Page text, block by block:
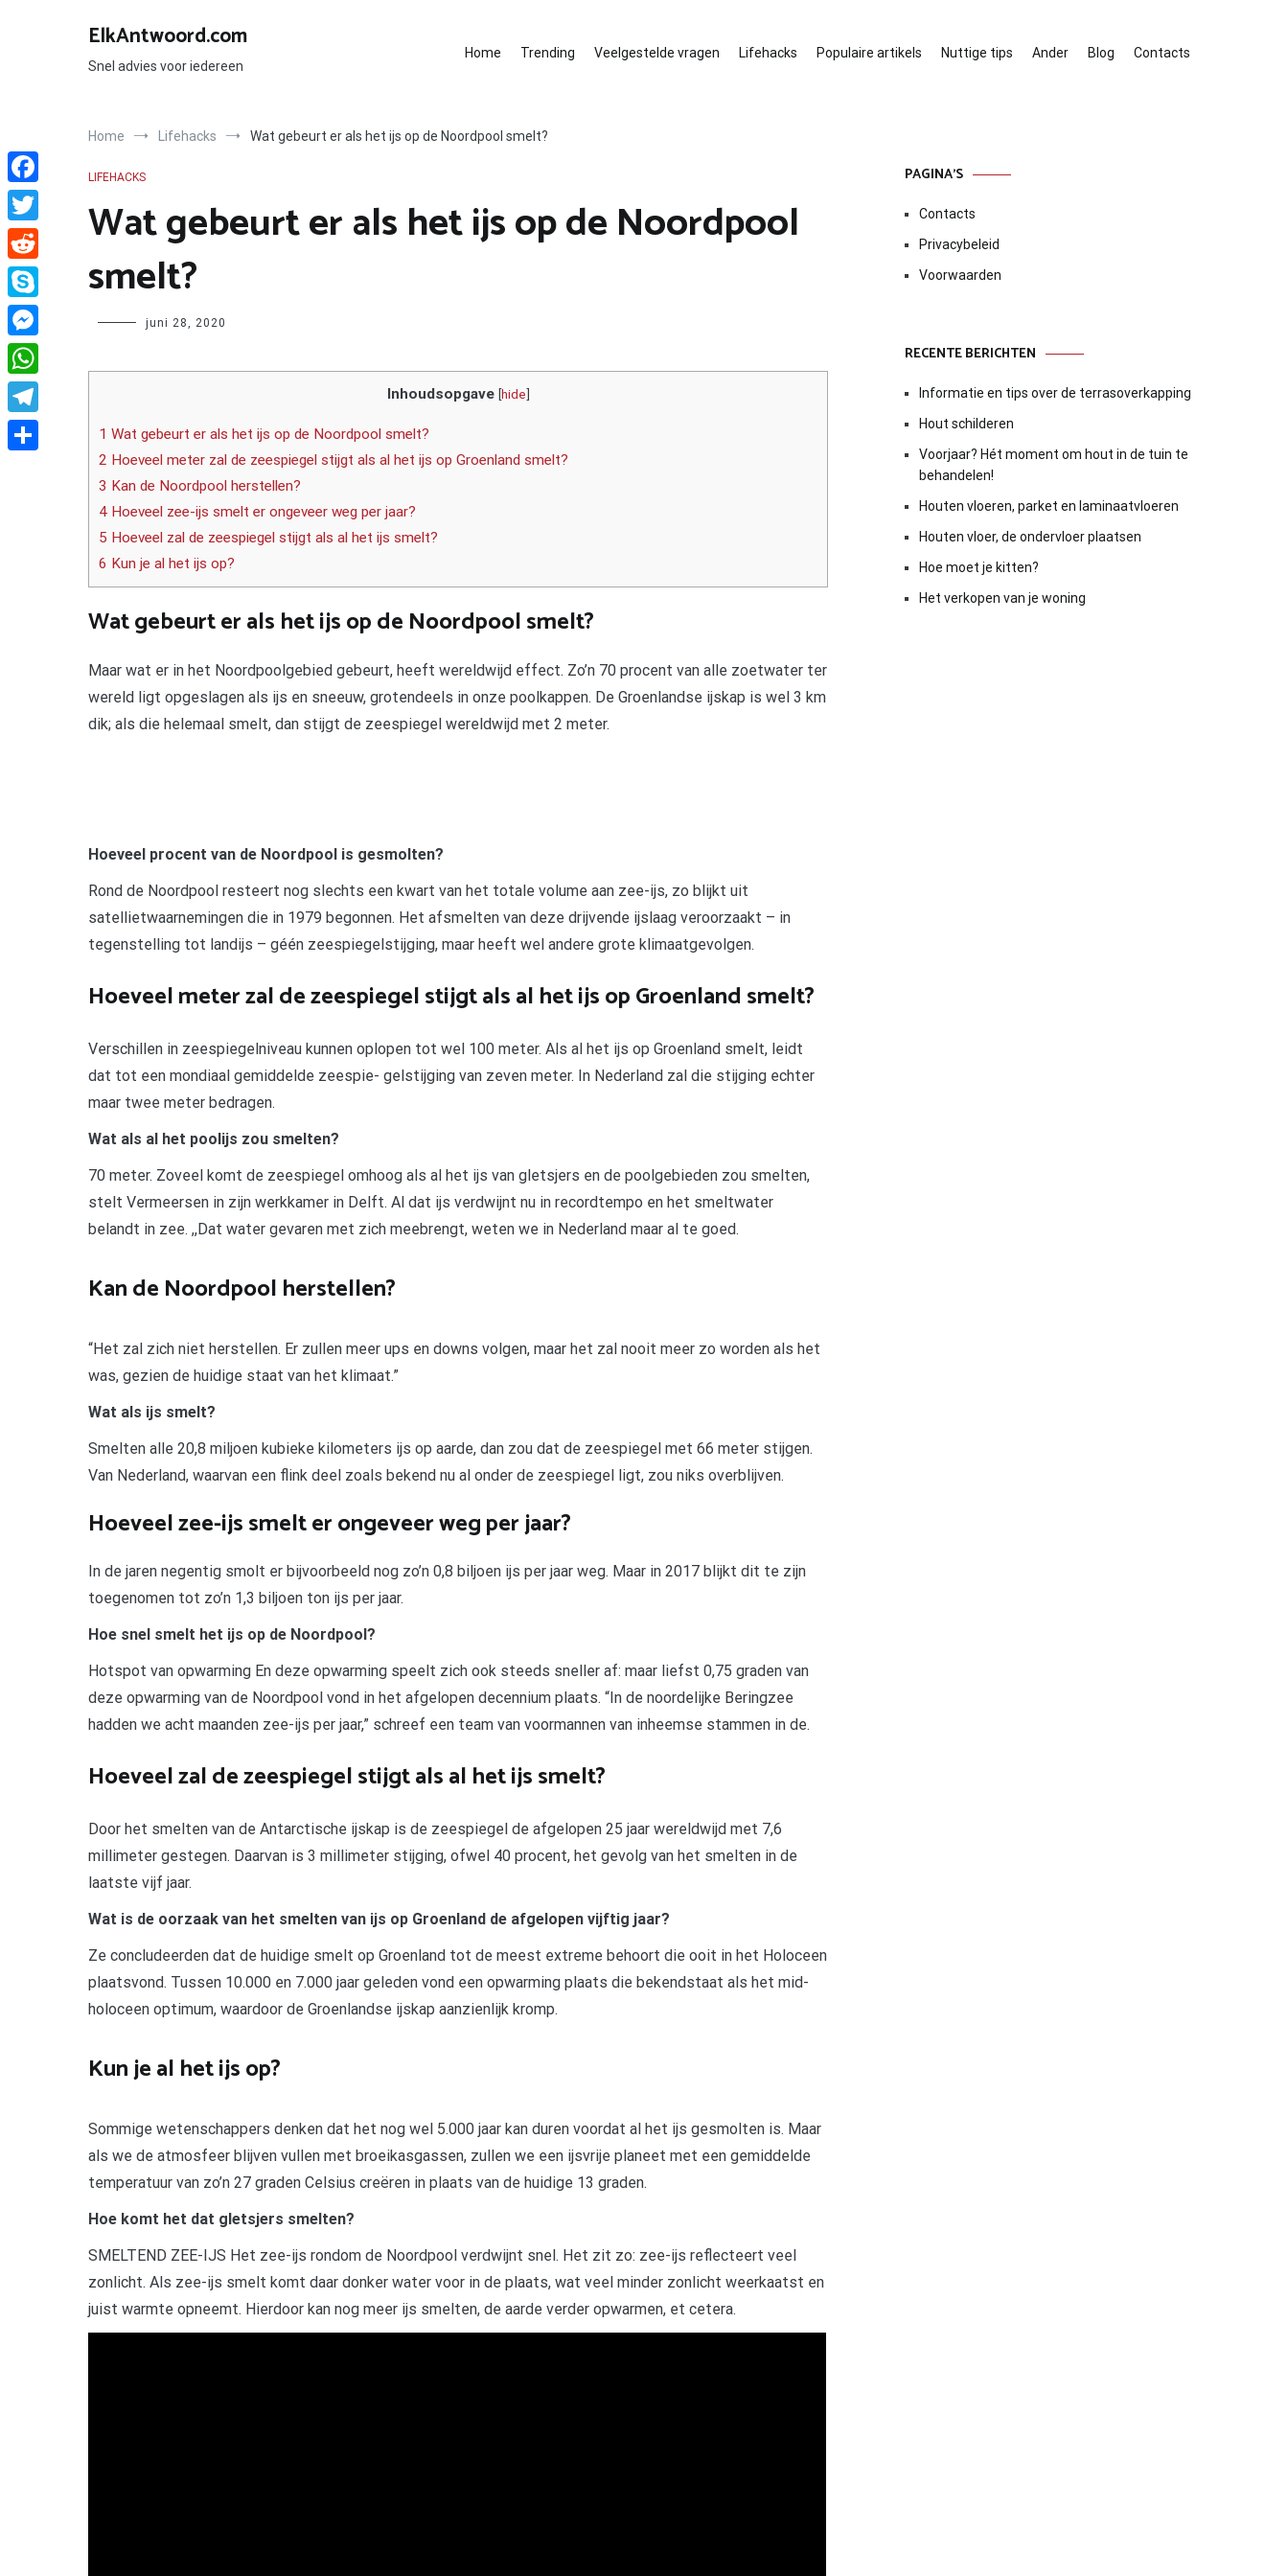
ElkAntwoord.com
Snel advies voor iedereen
Home Trending Veelgestelde vragen Lifehacks Populaire artikels Nuttige tips Ander Blog Contacts
Home Lifehacks Wat gebeurt er als het ijs op de Noordpool smelt?
LIFEHACKS
Wat gebeurt er als het ijs op de Noordpool
smelt?
Author juni 28, 2020
Inhoudsopgave [hide]
1 Wat gebeurt er als het ijs op de Noordpool smelt?
2 Hoeveel meter zal de zeespiegel stijgt als al het ijs op Groenland smelt?
3 Kan de Noordpool herstellen?
4 Hoeveel zee-ijs smelt er ongeveer weg per jaar?
5 Hoeveel zal de zeespiegel stijgt als al het ijs smelt?
6 Kun je al het ijs op?
Wat gebeurt er als het ijs op de Noordpool smelt?
Maar wat er in het Noordpoolgebied gebeurt, heeft wereldwijd effect. Zo’n 70 procent van alle zoetwater ter
wereld ligt opgeslagen als ijs en sneeuw, grotendeels in onze poolkappen. De Groenlandse ijskap is wel 3 km
dik; als die helemaal smelt, dan stijgt de zeespiegel wereldwijd met 2 meter.
Hoeveel procent van de Noordpool is gesmolten?
Rond de Noordpool resteert nog slechts een kwart van het totale volume aan zee-ijs, zo blijkt uit
satellietwaarnemingen die in 1979 begonnen. Het afsmelten van deze drijvende ijslaag veroorzaakt – in
tegenstelling tot landijs – géén zeespiegelstijging, maar heeft wel andere grote klimaatgevolgen.
Hoeveel meter zal de zeespiegel stijgt als al het ijs op Groenland smelt?
Verschillen in zeespiegelniveau kunnen oplopen tot wel 100 meter. Als al het ijs op Groenland smelt, leidt
dat tot een mondiaal gemiddelde zeespie- gelstijging van zeven meter. In Nederland zal die stijging echter
maar twee meter bedragen.
Wat als al het poolijs zou smelten?
70 meter. Zoveel komt de zeespiegel omhoog als al het ijs van gletsjers en de poolgebieden zou smelten,
stelt Vermeersen in zijn werkkamer in Delft. Al dat ijs verdwijnt nu in recordtempo en het smeltwater
belandt in zee. ,,Dat water gevaren met zich meebrengt, weten we in Nederland maar al te goed.
Kan de Noordpool herstellen?
“Het zal zich niet herstellen. Er zullen meer ups en downs volgen, maar het zal nooit meer zo worden als het
was, gezien de huidige staat van het klimaat.”
Wat als ijs smelt?
Smelten alle 20,8 miljoen kubieke kilometers ijs op aarde, dan zou dat de zeespiegel met 66 meter stijgen.
Van Nederland, waarvan een flink deel zoals bekend nu al onder de zeespiegel ligt, zou niks overblijven.
Hoeveel zee-ijs smelt er ongeveer weg per jaar?
In de jaren negentig smolt er bijvoorbeeld nog zo’n 0,8 biljoen ijs per jaar weg. Maar in 2017 blijkt dit te zijn
toegenomen tot zo’n 1,3 biljoen ton ijs per jaar.
Hoe snel smelt het ijs op de Noordpool?
Hotspot van opwarming En deze opwarming speelt zich ook steeds sneller af: maar liefst 0,75 graden van
deze opwarming van de Noordpool vond in het afgelopen decennium plaats. “In de noordelijke Beringzee
hadden we acht maanden zee-ijs per jaar,” schreef een team van voormannen van inheemse stammen in de.
Hoeveel zal de zeespiegel stijgt als al het ijs smelt?
Door het smelten van de Antarctische ijskap is de zeespiegel de afgelopen 25 jaar wereldwijd met 7,6
millimeter gestegen. Daarvan is 3 millimeter stijging, ofwel 40 procent, het gevolg van het smelten in de
laatste vijf jaar.
Wat is de oorzaak van het smelten van ijs op Groenland de afgelopen vijftig jaar?
Ze concludeerden dat de huidige smelt op Groenland tot de meest extreme behoort die ooit in het Holoceen
plaatsvond. Tussen 10.000 en 7.000 jaar geleden vond een opwarming plaats die bekendstaat als het mid-
holoceen optimum, waardoor de Groenlandse ijskap aanzienlijk kromp.
Kun je al het ijs op?
Sommige wetenschappers denken dat het nog wel 5.000 jaar kan duren voordat al het ijs gesmolten is. Maar
als we de atmosfeer blijven vullen met broeikasgassen, zullen we een ijsvrije planeet met een gemiddelde
temperatuur van zo’n 27 graden Celsius creëren in plaats van de huidige 13 graden.
Hoe komt het dat gletsjers smelten?
SMELTEND ZEE-IJS Het zee-ijs rondom de Noordpool verdwijnt snel. Het zit zo: zee-ijs reflecteert veel
zonlicht. Als zee-ijs smelt komt daar donker water voor in de plaats, wat veel minder zonlicht weerkaatst en
juist warmte opneemt. Hierdoor kan nog meer ijs smelten, de aarde verder opwarmen, et cetera.
PAGINA’S
Contacts
Privacybeleid
Voorwaarden
RECENTE BERICHTEN
Informatie en tips over de terrasoverkapping
Hout schilderen
Voorjaar? Hét moment om hout in de tuin te
behandelen!
Houten vloeren, parket en laminaatvloeren
Houten vloer, de ondervloer plaatsen
Hoe moet je kitten?
Het verkopen van je woning
Facebook
Twitter
Reddit
Skype
Messenger
WhatsApp
Telegram